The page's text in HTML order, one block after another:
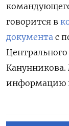
говорится в
документа с
Центрального
информацию